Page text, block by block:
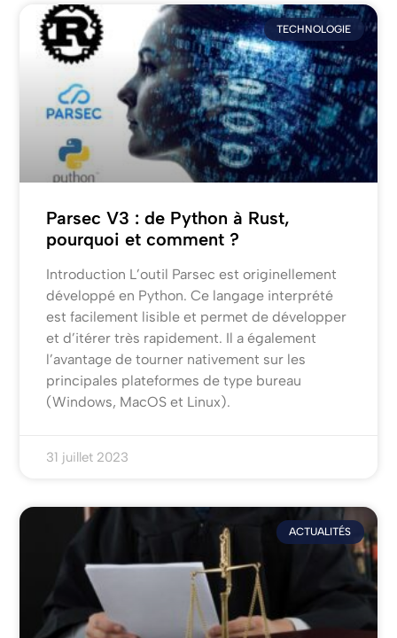
TECHNOLOGIE
Parsec V3 : de Python à Rust,
pourquoi et comment ?
Introduction L’outil Parsec est originellement
développé en Python. Ce langage interprété
est facilement lisible et permet de développer
et d’itérer très rapidement. Il a également
l’avantage de tourner nativement sur les
principales plateformes de type bureau
(Windows, MacOS et Linux).
31 juillet 2023
ACTUALITÉS